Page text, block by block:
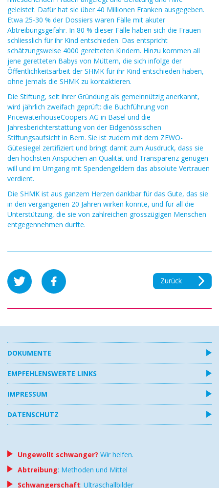
geleistet. Dafür hat sie über 40 Millionen Franken ausgegeben.
Etwa 25-30 % der Dossiers waren Fälle mit akuter
Abtreibungsgefahr. In 80 % dieser Fälle haben sich die Frauen
schliesslich für ihr Kind entschieden. Das entspricht
schätzungsweise 4000 geretteten Kindern. Hinzu kommen all
jene geretteten Babys von Müttern, die sich infolge der
Öffentlichkeitsarbeit der SHMK für ihr Kind entschieden haben,
ohne jemals die SHMK zu kontaktieren.
Die Stiftung, seit ihrer Gründung als gemeinnützig anerkannt,
wird jährlich zweifach geprüft: die Buchführung von
PricewaterhouseCoopers AG in Basel und die
Jahresberichterstattung von der Eidgenössischen
Stiftungsaufsicht in Bern. Sie ist zudem mit dem ZEWO-
Gütesiegel zertifiziert und bringt damit zum Ausdruck, dass sie
den höchsten Anspüchen an Qualität und Transparenz genügen
will und im Umgang mit Spendengeldern das absolute Vertrauen
verdient.
Die SHMK ist aus ganzem Herzen dankbar für das Gute, das sie
in den vergangenen 20 Jahren wirken konnte, und für all die
Unterstützung, die sie von zahlreichen grosszügigen Menschen
entgegennehmen durfte.
Zurück
DOKUMENTE
EMPFEHLENSWERTE LINKS
IMPRESSUM
DATENSCHUTZ
Ungewollt schwanger? Wir helfen.
Abtreibung: Methoden und Mittel
Schwangerschaft: Ultraschallbilder